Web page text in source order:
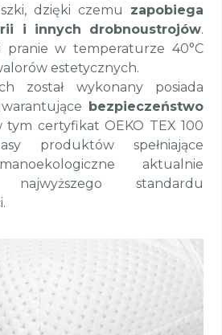
dzięki czemu zapobiega
i innych drobnoustrojów.
pranie w temperaturze 40°C
estetycznych.
został wykonany posiada
bezpieczeństwo
certyfikat OEKO TEX 100
produktów spełniające
aktualnie
najwyższego standardu